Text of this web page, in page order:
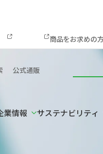
公式通販
商品をお求めの
業情報 サステナビリティ